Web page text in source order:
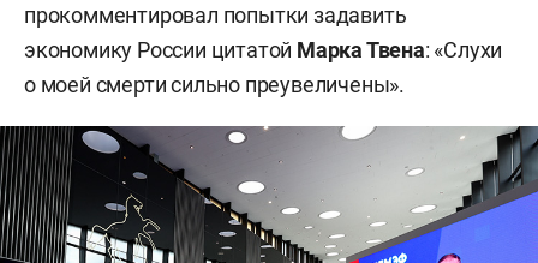
прокомментировал попытки задавить
экономику России цитатой Марка Твена: «Слухи
о моей смерти сильно преувеличены».